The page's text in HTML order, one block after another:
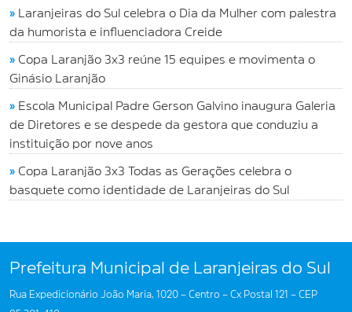
»
Laranjeiras do Sul celebra o Dia da Mulher com palestra
da humorista e influenciadora Creide
» Copa Laranjão 3x3 reúne 15 equipes e movimenta o
Ginásio Laranjão
» Escola Municipal Padre Gerson Galvino inaugura Galeria
de Diretores e se despede da gestora que conduziu a
instituição por nove anos
» Copa Laranjão 3x3 Todas as Gerações celebra o
basquete como identidade de Laranjeiras do Sul
Prefeitura Municipal de Laranjeiras do Sul
Rua Expedicionário João Maria, 1020 – Centro – Cx Postal 121 – CEP